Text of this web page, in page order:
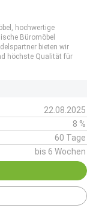
hochwertige
Büromöbel
bieten wir
höchste Qualität für
22.08.2025
8 %
60 Tage
bis 6 Wochen